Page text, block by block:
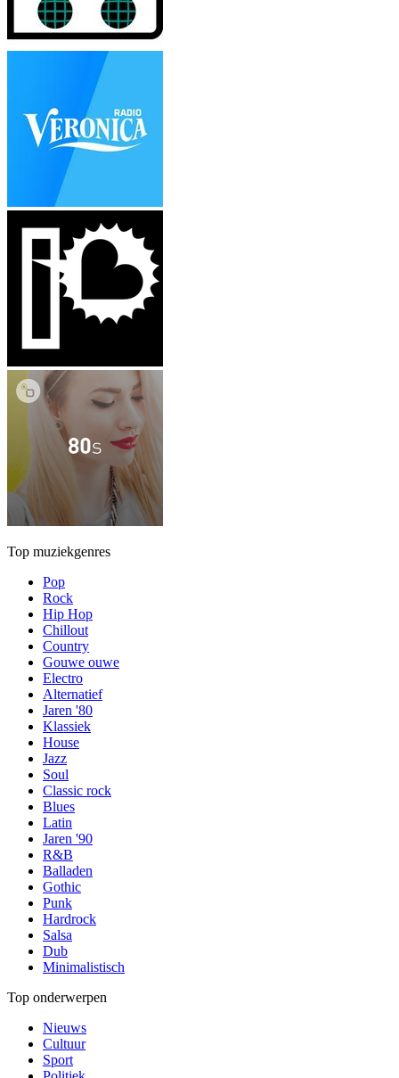
Top muziekgenres
Pop
Rock
Hip Hop
Chillout
Country
Gouwe ouwe
Electro
Alternatief
Jaren '80
Klassiek
House
Jazz
Soul
Classic rock
Blues
Latin
Jaren '90
R&B
Balladen
Gothic
Punk
Hardrock
Salsa
Dub
Minimalistisch
Top onderwerpen
Nieuws
Cultuur
Sport